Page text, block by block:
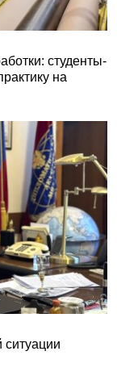
студенты-
на
ситуации